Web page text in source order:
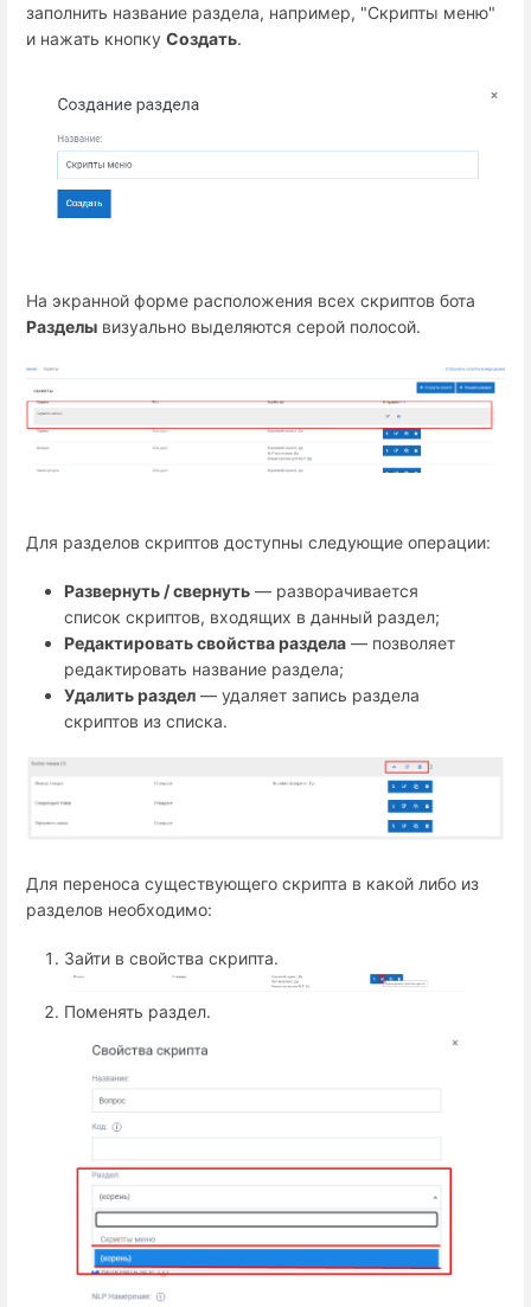
заполнить название раздела, например, "Скрипты меню"
и нажать кнопку Создать.
На экранной форме расположения всех скриптов бота
Разделы визуально выделяются серой полосой.
Для разделов скриптов доступны следующие операции:
Развернуть / свернуть — разворачивается
список скриптов, входящих в данный раздел;
Редактировать свойства раздела — позволяет
редактировать название раздела;
Удалить раздел — удаляет запись раздела
скриптов из списка.
Для переноса существующего скрипта в какой либо из
разделов необходимо:
Зайти в свойства скрипта.
Поменять раздел.